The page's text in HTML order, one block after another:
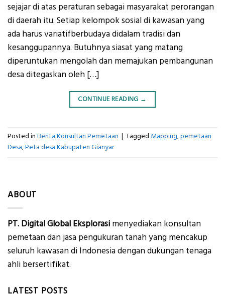
sejajar di atas peraturan sebagai masyarakat perorangan
di daerah itu. Setiap kelompok sosial di kawasan yang
ada harus variatifberbudaya didalam tradisi dan
kesanggupannya. Butuhnya siasat yang matang
diperuntukan mengolah dan memajukan pembangunan
desa ditegaskan oleh […]
CONTINUE READING →
Posted in Berita Konsultan Pemetaan | Tagged Mapping,pemetaan
Desa,Peta desa Kabupaten Gianyar
ABOUT
PT. Digital Global Eksplorasi menyediakan konsultan
pemetaan dan jasa pengukuran tanah yang mencakup
seluruh kawasan di Indonesia dengan dukungan tenaga
ahli bersertifikat.
LATEST POSTS